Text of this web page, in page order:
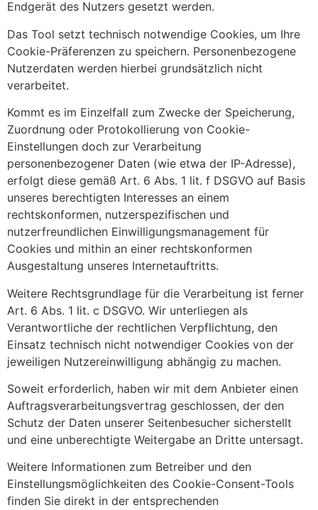
Endgerät des Nutzers gesetzt werden.
Das Tool setzt technisch notwendige Cookies, um Ihre
Cookie-Präferenzen zu speichern. Personenbezogene
Nutzerdaten werden hierbei grundsätzlich nicht
verarbeitet.
Kommt es im Einzelfall zum Zwecke der Speicherung,
Zuordnung oder Protokollierung von Cookie-
Einstellungen doch zur Verarbeitung
personenbezogener Daten (wie etwa der IP-Adresse),
erfolgt diese gemäß Art. 6 Abs. 1 lit. f DSGVO auf Basis
unseres berechtigten Interesses an einem
rechtskonformen, nutzerspezifischen und
nutzerfreundlichen Einwilligungsmanagement für
Cookies und mithin an einer rechtskonformen
Ausgestaltung unseres Internetauftritts.
Weitere Rechtsgrundlage für die Verarbeitung ist ferner
Art. 6 Abs. 1 lit. c DSGVO. Wir unterliegen als
Verantwortliche der rechtlichen Verpflichtung, den
Einsatz technisch nicht notwendiger Cookies von der
jeweiligen Nutzereinwilligung abhängig zu machen.
Soweit erforderlich, haben wir mit dem Anbieter einen
Auftragsverarbeitungsvertrag geschlossen, der den
Schutz der Daten unserer Seitenbesucher sicherstellt
und eine unberechtigte Weitergabe an Dritte untersagt.
Weitere Informationen zum Betreiber und den
Einstellungsmöglichkeiten des Cookie-Consent-Tools
finden Sie direkt in der entsprechenden